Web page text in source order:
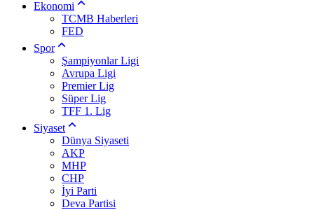
Ekonomi
TCMB Haberleri
FED
Spor
Şampiyonlar Ligi
Avrupa Ligi
Premier Lig
Süper Lig
TFF 1. Lig
Siyaset
Dünya Siyaseti
AKP
MHP
CHP
İyi Parti
Deva Partisi